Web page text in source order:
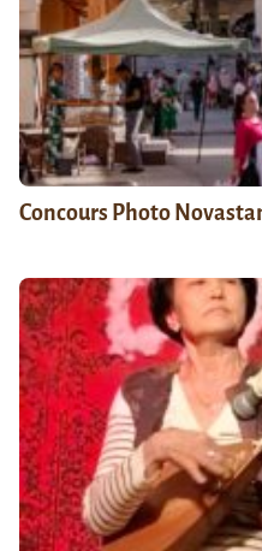
Concours Photo